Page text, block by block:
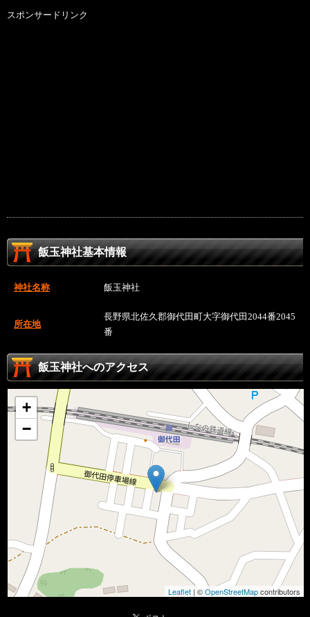
スポンサードリンク
飯玉神社基本情報
神社名称 飯玉神社
所在地
長野県北佐久郡御代田町大字御代田2044番2045
番
飯玉神社へのアクセス
+
−
Leaflet | ©OpenStreetMapcontributors